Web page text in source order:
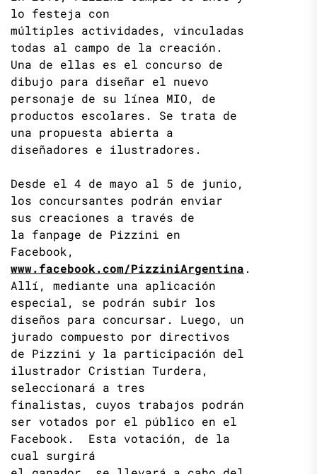
lo festeja con
múltiples actividades, vinculadas
todas al campo de la creación.
Una de ellas es el concurso de
dibujo para diseñar el nuevo
personaje de su línea MIO, de
productos escolares. Se trata de
una propuesta abierta a
diseñadores e ilustradores.
Desde el 4 de mayo al 5 de junio,
los concursantes podrán enviar
sus creaciones a través de
la fanpage de Pizzini en
Facebook,
www.facebook.com/PizziniArgentina .
Allí, mediante una aplicación
especial, se podrán subir los
diseños para concursar. Luego, un
jurado compuesto por directivos
de Pizzini y la participación del
ilustrador Cristian Turdera,
seleccionará a tres
finalistas, cuyos trabajos podrán
ser votados por el público en el
Facebook. Esta votación, de la
cual surgirá